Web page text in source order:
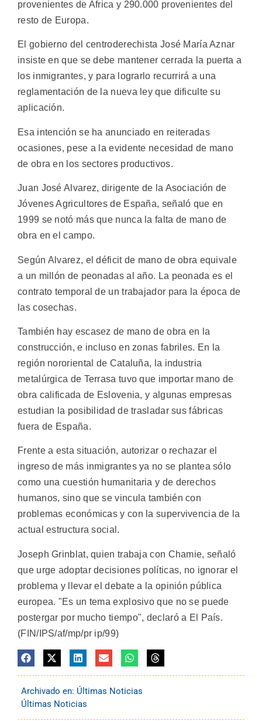
provenientes de Africa y 290.000 provenientes del
resto de Europa.
El gobierno del centroderechista José María Aznar
insiste en que se debe mantener cerrada la puerta a
los inmigrantes, y para lograrlo recurrirá a una
reglamentación de la nueva ley que dificulte su
aplicación.
Esa intención se ha anunciado en reiteradas
ocasiones, pese a la evidente necesidad de mano
de obra en los sectores productivos.
Juan José Alvarez, dirigente de la Asociación de
Jóvenes Agricultores de España, señaló que en
1999 se notó más que nunca la falta de mano de
obra en el campo.
Según Alvarez, el déficit de mano de obra equivale
a un millón de peonadas al año. La peonada es el
contrato temporal de un trabajador para la época de
las cosechas.
También hay escasez de mano de obra en la
construcción, e incluso en zonas fabriles. En la
región nororiental de Cataluña, la industria
metalúrgica de Terrasa tuvo que importar mano de
obra calificada de Eslovenia, y algunas empresas
estudian la posibilidad de trasladar sus fábricas
fuera de España.
Frente a esta situación, autorizar o rechazar el
ingreso de más inmigrantes ya no se plantea sólo
como una cuestión humanitaria y de derechos
humanos, sino que se vincula también con
problemas económicas y con la supervivencia de la
actual estructura social.
Joseph Grinblat, quien trabaja con Chamie, señaló
que urge adoptar decisiones políticas, no ignorar el
problema y llevar el debate a la opinión pública
europea. "Es un tema explosivo que no se puede
postergar por mucho tiempo", declaró a El País.
(FIN/IPS/af/mp/pr ip/99)
Archivado en: Últimas Noticias
Últimas Noticias